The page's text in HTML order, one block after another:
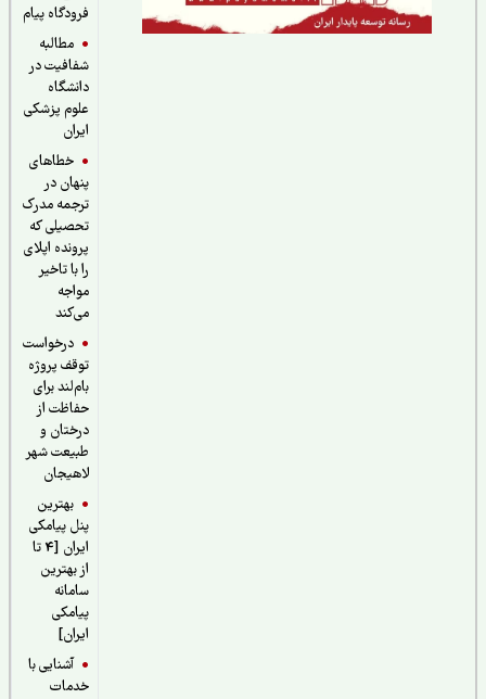
فرودگاه پیام
مطالبه
شفافیت در
دانشگاه
علوم پزشکی
خطاهای
پنهان در
ترجمه مدرک
تحصیلی که
پرونده اپلای
را با تاخیر
درخواست
توقف پروژه
بام‌لند برای
حفاظت از
درختان و
طبیعت شهر
لاهیجان
بهترین
پنل پیامکی
ایران [4 تا
از بهترین
سامانه
پیامکی
آشنایی با
خدمات